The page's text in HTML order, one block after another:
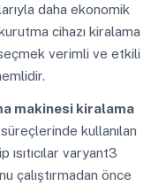
daha ekonomik
cihazı kiralama
verimli ve etkili
makinesi kiralama
kullanılan
ısıtıcılar varyant3
çalıştırmadan önce